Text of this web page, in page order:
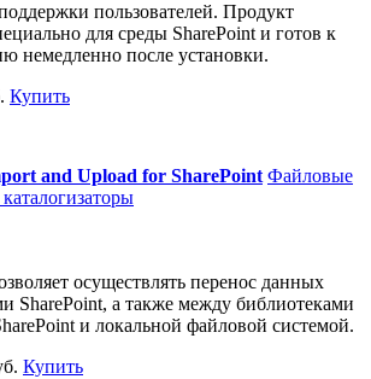
пользователей. Продукт
для среды SharePoint и готов к
немедленно после установки.
Купить
and Upload for SharePoint Файловые
осуществлять перенос данных
SharePoint, а также между библиотеками
и локальной файловой системой.
Купить